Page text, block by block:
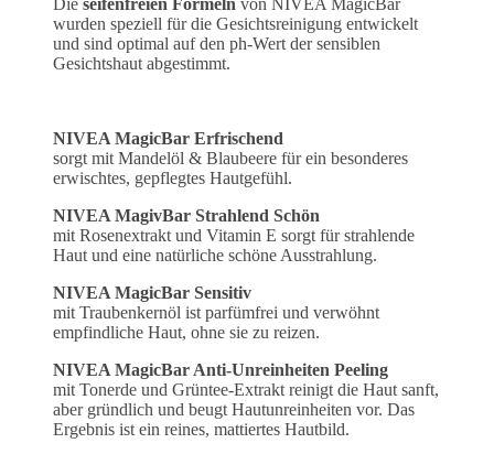
wurden speziell für die Gesichtsreinigung entwickelt
und sind optimal auf den ph-Wert der sensiblen
Gesichtshaut abgestimmt.
NIVEA MagicBar Erfrischend
sorgt mit Mandelöl & Blaubeere für ein besonderes
erwischtes, gepflegtes Hautgefühl.
NIVEA MagivBar Strahlend Schön
mit Rosenextrakt und Vitamin E sorgt für strahlende
Haut und eine natürliche schöne Ausstrahlung.
NIVEA MagicBar Sensitiv
mit Traubenkernöl ist parfümfrei und verwöhnt
empfindliche Haut, ohne sie zu reizen.
NIVEA MagicBar Anti-Unreinheiten Peeling
mit Tonerde und Grüntee-Extrakt reinigt die Haut sanft,
aber gründlich und beugt Hautunreinheiten vor. Das
Ergebnis ist ein reines, mattiertes Hautbild.